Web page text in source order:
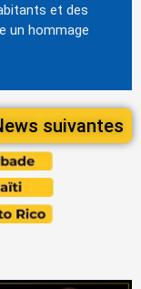
et des
un hommage
suivantes